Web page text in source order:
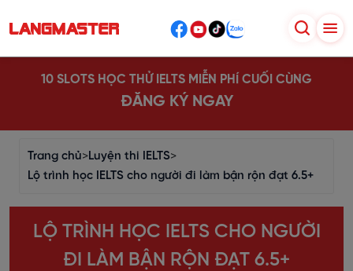
10 SLOTS HỌC THỬ IELTS MIỄN PHÍ CUỐI CÙNG
ĐĂNG KÝ NGAY
Trang chủ>Luyện thi IELTS>
Lộ trình học IELTS cho người đi làm bận rộn đạt 6.5+
LỘ TRÌNH HỌC IELTS CHO NGƯỜI
ĐI LÀM BẬN RỘN ĐẠT 6.5+